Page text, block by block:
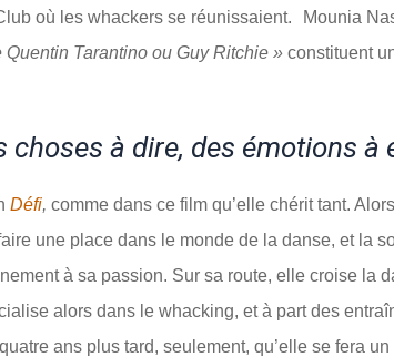
où les whackers se réunissaient. Mounia
Tarantino ou Guy Ritchie » constituent
choses à dire, des émotions à
Défi, comme dans ce film qu’elle chérit tant.
une place dans le monde de la danse, et la
à sa passion. Sur sa route, elle croise la
alors dans le whacking, et à part des
ans plus tard, seulement, qu’elle se fera un